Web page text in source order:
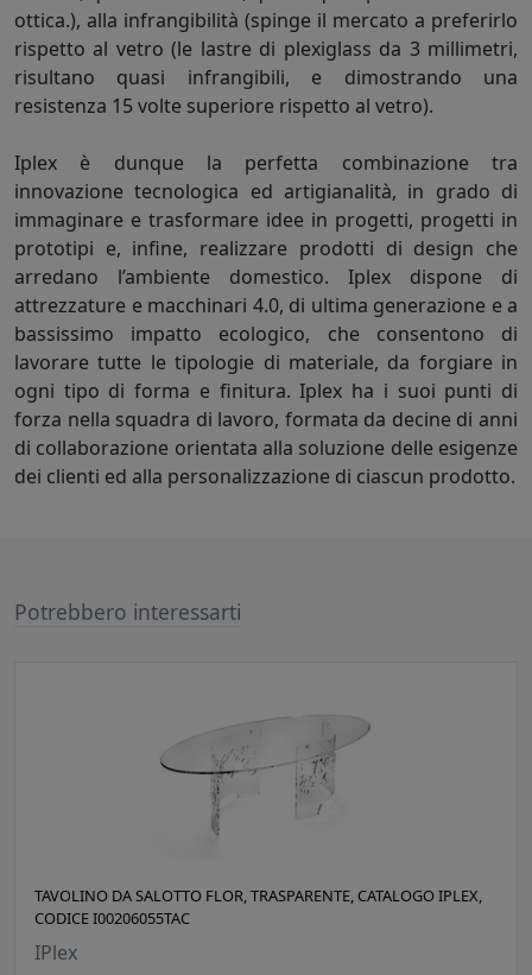
ottica.), alla infrangibilità (spinge il mercato a preferirlo
rispetto al vetro (le lastre di plexiglass da 3 millimetri,
risultano quasi infrangibili, e dimostrando una
resistenza 15 volte superiore rispetto al vetro).
Iplex è dunque la perfetta combinazione tra
innovazione tecnologica ed artigianalità, in grado di
immaginare e trasformare idee in progetti, progetti in
prototipi e, infine, realizzare prodotti di design che
arredano l’ambiente domestico. Iplex dispone di
attrezzature e macchinari 4.0, di ultima generazione e a
bassissimo impatto ecologico, che consentono di
lavorare tutte le tipologie di materiale, da forgiare in
ogni tipo di forma e finitura. Iplex ha i suoi punti di
forza nella squadra di lavoro, formata da decine di anni
di collaborazione orientata alla soluzione delle esigenze
dei clienti ed alla personalizzazione di ciascun prodotto.
Potrebbero interessarti
TAVOLINO DA SALOTTO FLOR, TRASPARENTE, CATALOGO IPLEX,
CODICE I00206055TAC
IPlex